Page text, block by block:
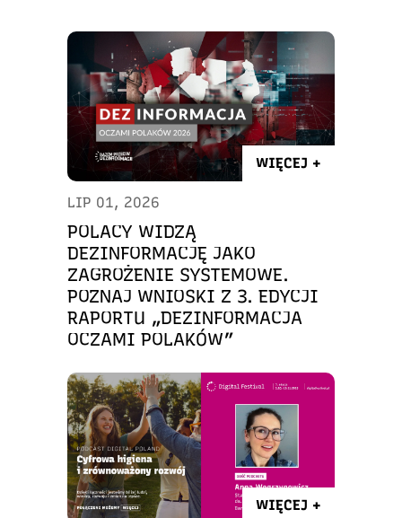
WIĘCEJ +
LIP 01, 2026
POLACY WIDZĄ
DEZINFORMACJĘ JAKO
ZAGROŻENIE SYSTEMOWE.
POZNAJ WNIOSKI Z 3. EDYCJI
RAPORTU „DEZINFORMACJA
OCZAMI POLAKÓW”
WIĘCEJ +